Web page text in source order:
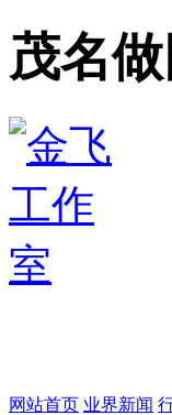
茂名
网站首页 业界新闻